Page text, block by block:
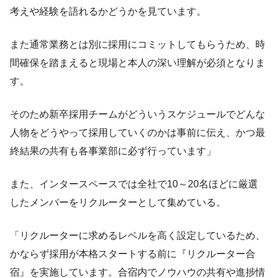
考えや経験を語れるかどうかを見ています。
また通常業務とは別に採用にコミットしてもらうため、時
間確保を踏まえると現場と本人の深い理解が必須となりま
す。
そのため新卒採用チームがどういうスケジュールでどんな
人物をどうやって採用していくのかは事前に伝え、かつ最
終結果の共有も各事業部に必ず行っています」
また、インタースペースでは全社で10～20名ほどに厳選
したメンバーをリクルーターとして集めている。
「リクルーターに求めるレベルを高く設定しているため、
かならず採用が本格スタートする前に『リクルーター合
宿』を実施しています。合宿内でノウハウの共有や進捗情